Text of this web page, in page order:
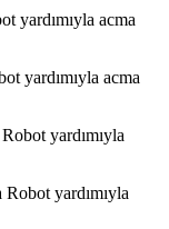
yardımıyla acma
yardımıyla acma
yardımıyla
yardımıyla